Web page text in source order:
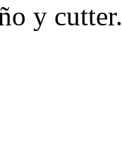
y cutter.